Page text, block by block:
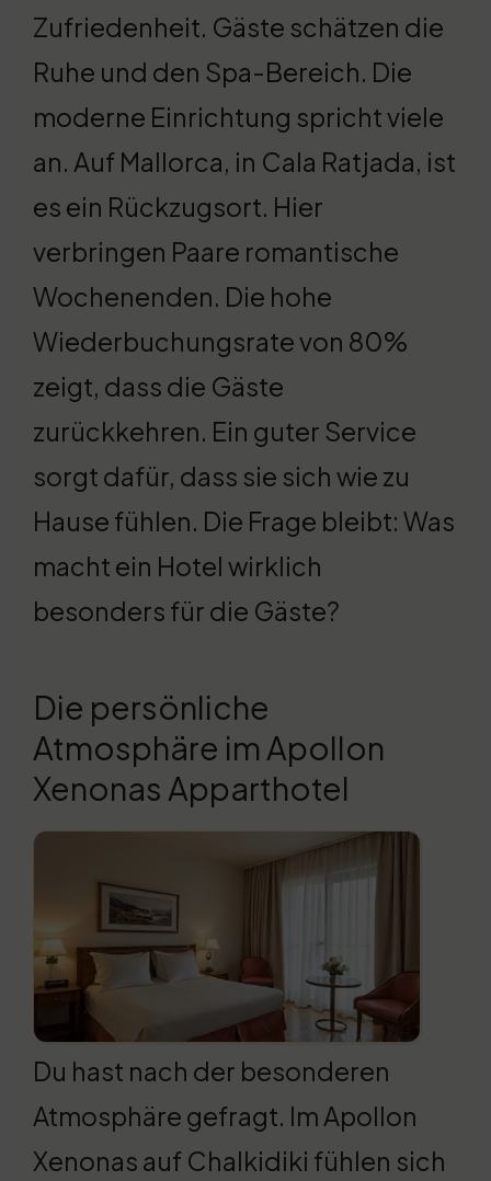
Zufriedenheit. Gäste schätzen die
Ruhe und den Spa-Bereich. Die
moderne Einrichtung spricht viele
an. Auf Mallorca, in Cala Ratjada, ist
es ein Rückzugsort. Hier
verbringen Paare romantische
Wochenenden. Die hohe
Wiederbuchungsrate von 80%
zeigt, dass die Gäste
zurückkehren. Ein guter Service
sorgt dafür, dass sie sich wie zu
Hause fühlen. Die Frage bleibt: Was
macht ein Hotel wirklich
besonders für die Gäste?
Die persönliche
Atmosphäre im Apollon
Xenonas Apparthotel
Du hast nach der besonderen
Atmosphäre gefragt. Im Apollon
Xenonas auf Chalkidiki fühlen sich